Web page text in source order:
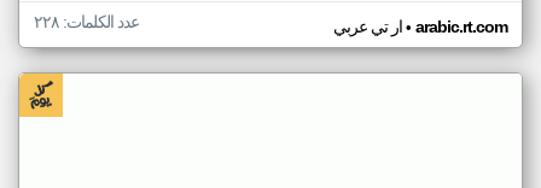
ار تي عربي• arabic.rt.com عدد الكلمات: ٢٢٨